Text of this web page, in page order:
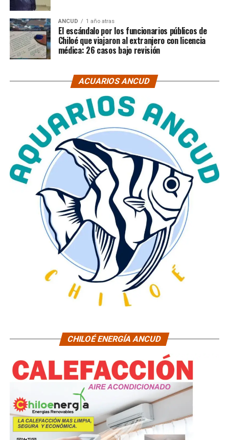
ANCUD 1 año atras
El escándalo por los funcionarios públicos de
Chiloé que viajaron al extranjero con licencia
médica: 26 casos bajo revisión
ACUARIOS ANCUD
CHILOÉ ENERGÍA ANCUD